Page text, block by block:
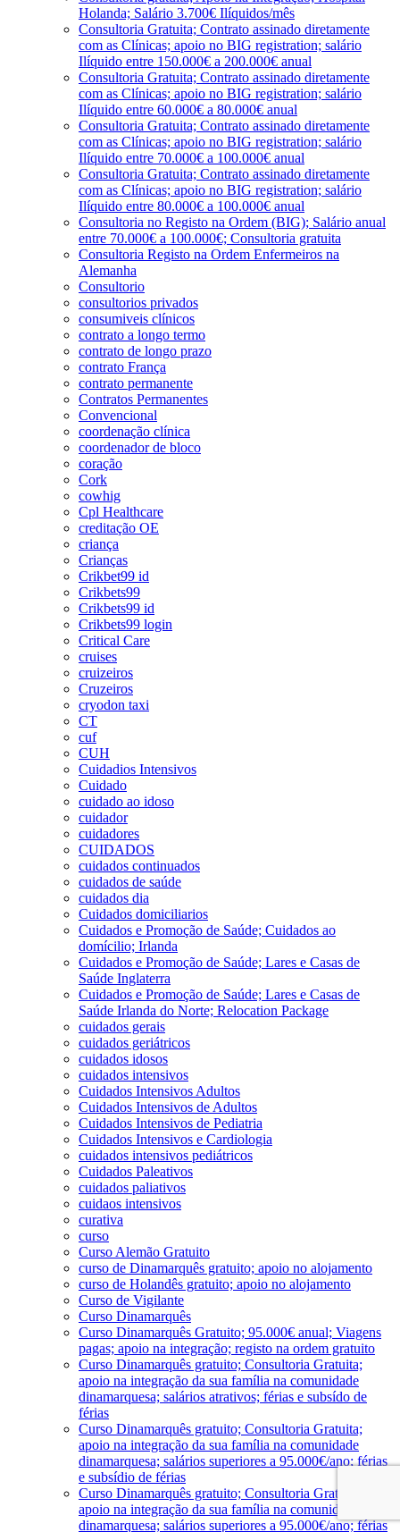
Holanda; Salário 3.700€ Ilíquidos/mês
Consultoria Gratuita; Contrato assinado diretamente
com as Clínicas; apoio no BIG registration; salário
Ilíquido entre 150.000€ a 200.000€ anual
Consultoria Gratuita; Contrato assinado diretamente
com as Clínicas; apoio no BIG registration; salário
Ilíquido entre 60.000€ a 80.000€ anual
Consultoria Gratuita; Contrato assinado diretamente
com as Clínicas; apoio no BIG registration; salário
Ilíquido entre 70.000€ a 100.000€ anual
Consultoria Gratuita; Contrato assinado diretamente
com as Clínicas; apoio no BIG registration; salário
Ilíquido entre 80.000€ a 100.000€ anual
Consultoria no Registo na Ordem (BIG); Salário anual
entre 70.000€ a 100.000€; Consultoria gratuita
Consultoria Registo na Ordem Enfermeiros na
Alemanha
Consultorio
consultorios privados
consumiveis clínicos
contrato a longo termo
contrato de longo prazo
contrato França
contrato permanente
Contratos Permanentes
Convencional
coordenação clínica
coordenador de bloco
coração
Cork
cowhig
Cpl Healthcare
creditação OE
criança
Crianças
Crikbet99 id
Crikbets99
Crikbets99 id
Crikbets99 login
Critical Care
cruises
cruizeiros
Cruzeiros
cryodon taxi
CT
cuf
CUH
Cuidadios Intensivos
Cuidado
cuidado ao idoso
cuidador
cuidadores
CUIDADOS
cuidados continuados
cuidados de saúde
cuidados dia
Cuidados domiciliarios
Cuidados e Promoção de Saúde; Cuidados ao
domícilio; Irlanda
Cuidados e Promoção de Saúde; Lares e Casas de
Saúde Inglaterra
Cuidados e Promoção de Saúde; Lares e Casas de
Saúde Irlanda do Norte; Relocation Package
cuidados gerais
cuidados geriátricos
cuidados idosos
cuidados intensivos
Cuidados Intensivos Adultos
Cuidados Intensivos de Adultos
Cuidados Intensivos de Pediatria
Cuidados Intensivos e Cardiologia
cuidados intensivos pediátricos
Cuidados Paleativos
cuidados paliativos
cuidaos intensivos
curativa
curso
Curso Alemão Gratuito
curso de Dinamarquês gratuito; apoio no alojamento
curso de Holandês gratuito; apoio no alojamento
Curso de Vigilante
Curso Dinamarquês
Curso Dinamarquês Gratuito; 95.000€ anual; Viagens
pagas; apoio na integração; registo na ordem gratuito
Curso Dinamarquês gratuito; Consultoria Gratuita;
apoio na integração da sua família na comunidade
dinamarquesa; salários atrativos; férias e subsído de
férias
Curso Dinamarquês gratuito; Consultoria Gratuita;
apoio na integração da sua família na comunidade
dinamarquesa; salários superiores a 95.000€/ano; férias
e subsídio de férias
Curso Dinamarquês gratuito; Consultoria Gratuita;
apoio na integração da sua família na comunidade
dinamarquesa; salários superiores a 95.000€/ano; férias